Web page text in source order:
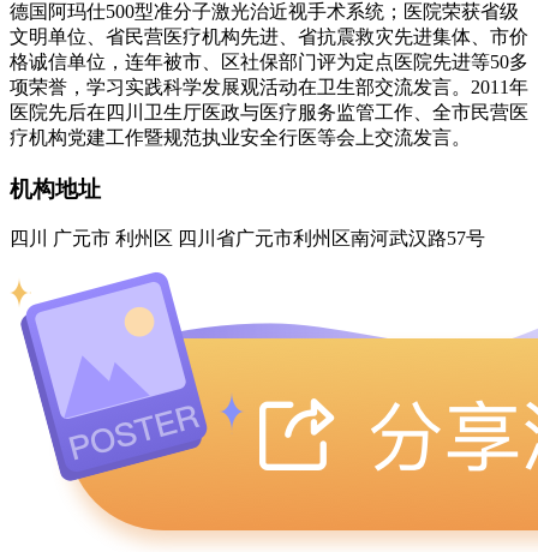
德国阿玛仕500型准分子激光治近视手术系统；医院荣获省级
文明单位、省民营医疗机构先进、省抗震救灾先进集体、市价
格诚信单位，连年被市、区社保部门评为定点医院先进等50多
项荣誉，学习实践科学发展观活动在卫生部交流发言。2011年
医院先后在四川卫生厅医政与医疗服务监管工作、全市民营医
疗机构党建工作暨规范执业安全行医等会上交流发言。
机构地址
四川 广元市 利州区 四川省广元市利州区南河武汉路57号